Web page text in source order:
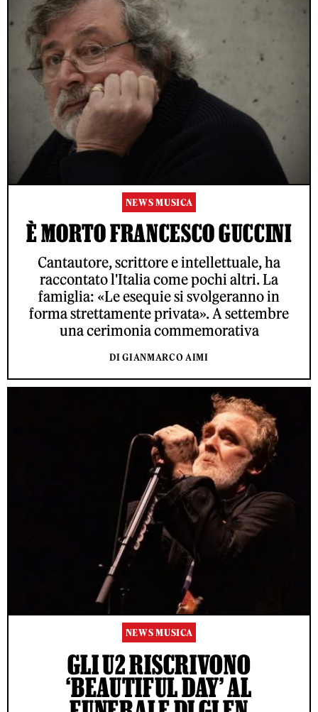
NEWS MUSICA
È MORTO FRANCESCO GUCCINI
Cantautore, scrittore e intellettuale, ha
raccontato l'Italia come pochi altri. La
famiglia: «Le esequie si svolgeranno in
forma strettamente privata». A settembre
una cerimonia commemorativa
DI GIANMARCO AIMI
NEWS MUSICA
GLI U2 RISCRIVONO
‘BEAUTIFUL DAY’ AL